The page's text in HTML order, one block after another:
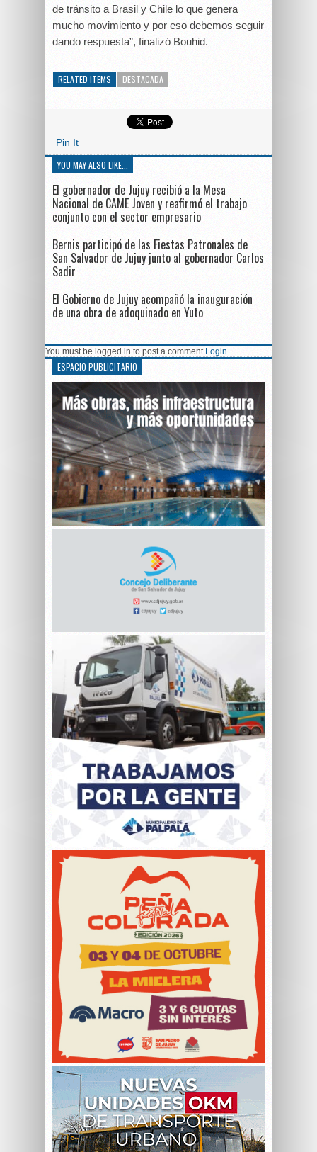
de tránsito a Brasil y Chile lo que genera
mucho movimiento y por eso debemos seguir
dando respuesta”, finalizó Bouhid.
RELATED ITEMS DESTACADA
Pin It
YOU MAY ALSO LIKE...
El gobernador de Jujuy recibió a la Mesa
Nacional de CAME Joven y reafirmó el trabajo
conjunto con el sector empresario
Bernis participó de las Fiestas Patronales de
San Salvador de Jujuy junto al gobernador Carlos
Sadir
El Gobierno de Jujuy acompañó la inauguración
de una obra de adoquinado en Yuto
You must be logged in to post a comment Login
ESPACIO PUBLICITARIO